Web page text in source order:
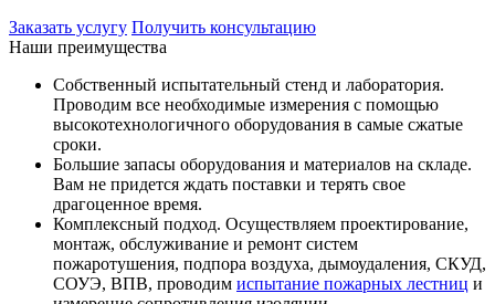
Заказать услугу Получить консультацию
Наши преимущества
Собственный испытательный стенд и лаборатория.
Проводим все необходимые измерения с помощью
высокотехнологичного оборудования в самые сжатые
сроки.
Большие запасы оборудования и материалов на складе.
Вам не придется ждать поставки и терять свое
драгоценное время.
Комплексный подход. Осуществляем проектирование,
монтаж, обслуживание и ремонт систем
пожаротушения, подпора воздуха, дымоудаления, СКУД,
СОУЭ, ВПВ, проводим испытание пожарных лестниц и